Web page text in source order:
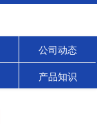
公司动态
产品知识